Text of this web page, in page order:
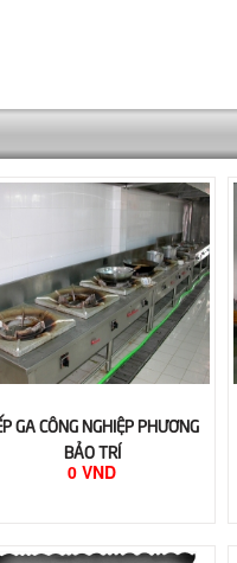
GA CÔNG NGHIỆP PHƯƠNG
BẢO TRÍ
0 VND